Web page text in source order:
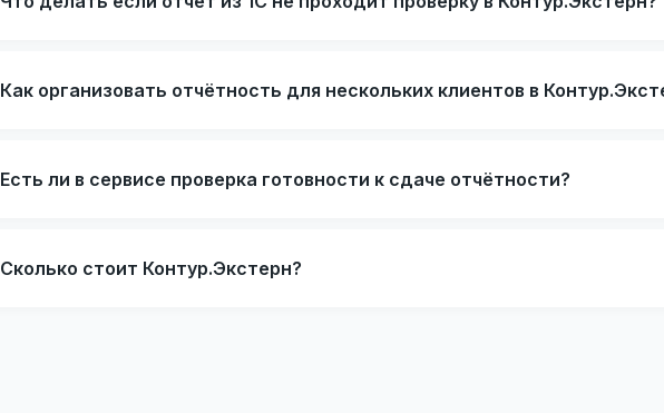
Как организовать отчётность для нескольких клиентов в
Есть ли в сервисе проверка готовности к сдаче отчётности?
Сколько стоит Контур.Экстерн?